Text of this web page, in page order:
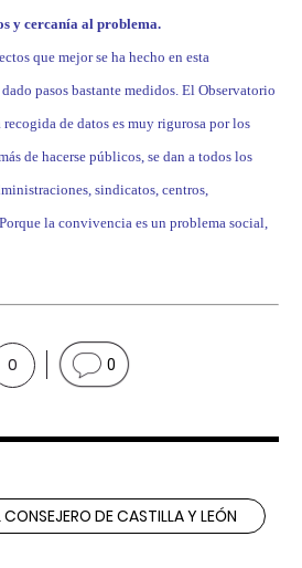
y cercanía al problema.
que mejor se ha hecho en esta
pasos bastante medidos. El Observatorio
de datos es muy rigurosa por los
de hacerse públicos, se dan a todos los
sindicatos, centros,
la convivencia es un problema social,
0 0
DE CASTILLA Y LEÓN